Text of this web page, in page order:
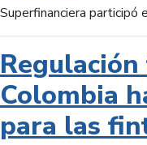
Superfinanciera participó
Colombia
para las